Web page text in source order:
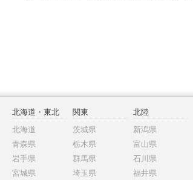
北海道・東北
北海道
青森県
岩手県
宮城県
関東
茨城県
栃木県
群馬県
埼玉県
北陸
新潟県
富山県
石川県
福井県